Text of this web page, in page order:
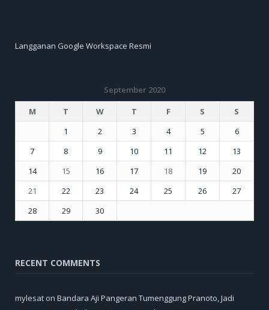
Langganan Google Workspace Resmi
September 2020
M
T W T F S
S
1
2 3 4 5
6
7
8 9 10 11 12
13
14
15 16 17 18 19
20
21
22 23 24 25 26
27
28
29
30
RECENT COMMENTS
mylesat on Bandara Aji Pangeran Tumenggung Pranoto, Jadi